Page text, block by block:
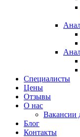
Специалисты
Цены
Отзывы
О нас
Вакансии
Блог
Контакты